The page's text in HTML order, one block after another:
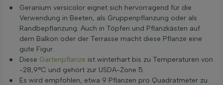
Geranium versicolor eignet sich hervorragend für die
Verwendung in Beeten, als Gruppenpflanzung oder als
Randbepflanzung. Auch in Töpfen und Pflanzkästen auf
dem Balkon oder der Terrasse macht diese Pflanze eine
gute Figur.
Diese Gartenpflanze ist winterhart bis zu Temperaturen von
-28,9°C und gehört zur USDA-Zone 5.
Es wird empfohlen, etwa 9 Pflanzen pro Quadratmeter zu